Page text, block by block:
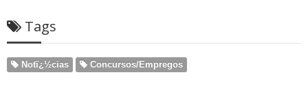
Tags
Notï¿½cias Concursos/Empregos